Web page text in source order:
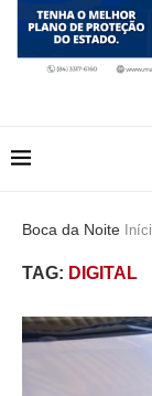
Boca da Noite
TAG: DIGITAL